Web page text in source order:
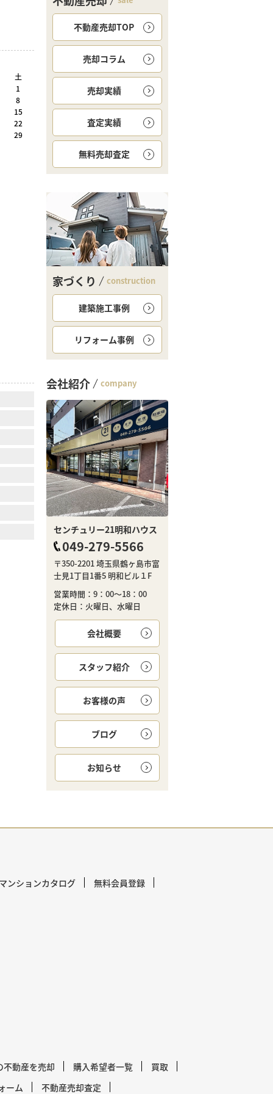
土
1
8
15
22
29
不動産売却TOP
売却コラム
売却実績
査定実績
無料売却査定
家づくり construction
建築施工事例
リフォーム事例
会社紹介 company
センチュリー21明和ハウス
049-279-5566
〒350-2201 埼玉県鶴ヶ島市富
士見1丁目1番5 明和ビル１F
営業時間：9：00～18：00
定休日：火曜日、水曜日
会社概要
スタッフ紹介
お客様の声
ブログ
お知らせ
ンションカタログ 無料会員登録
不動産を売却 購入希望者一覧
買取
ーム
不動産売却査定